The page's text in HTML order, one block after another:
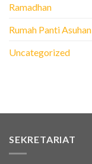
Ramadhan
Rumah Panti Asuhan
Uncategorized
SEKRETARIAT